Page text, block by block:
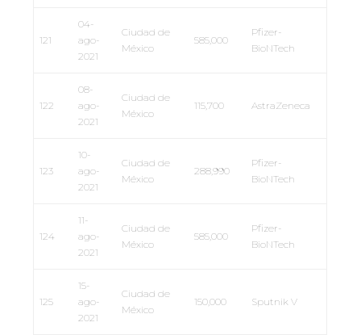
121
04-
ago-
2021
Ciudad de
México
585,000
Pfizer-
BioNTech
122
08-
ago-
2021
Ciudad de
México
115,700 AstraZeneca
123
10-
ago-
2021
Ciudad de
México
288,990
Pfizer-
BioNTech
124
11-
ago-
2021
Ciudad de
México
585,000
Pfizer-
BioNTech
125
15-
ago-
2021
Ciudad de
México
150,000 Sputnik V